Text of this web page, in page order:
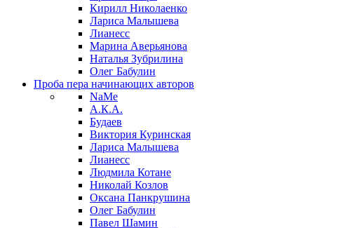
Кирилл Николаенко
Лариса Малышева
Лианесс
Марина Аверьянова
Наталья Зубрилина
Олег Бабулин
Проба пера начинающих авторов
NaMe
А.К.А.
Будаев
Виктория Куринская
Лариса Малышева
Лианесс
Людмила Котане
Николай Козлов
Оксана Панкрушина
Олег Бабулин
Павел Шамин